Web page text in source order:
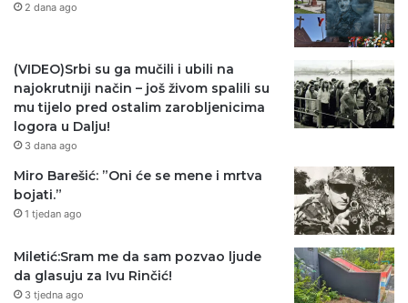
2 dana ago
(VIDEO)Srbi su ga mučili i ubili na
najokrutniji način – još živom spalili su
mu tijelo pred ostalim zarobljenicima
logora u Dalju!
3 dana ago
Miro Barešić: ”Oni će se mene i mrtva
bojati.”
1 tjedan ago
Miletić:Sram me da sam pozvao ljude
da glasuju za Ivu Rinčić!
3 tjedna ago